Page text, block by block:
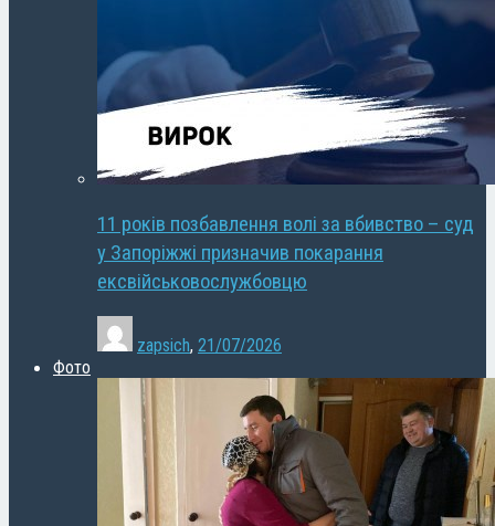
11 років позбавлення волі за вбивство – суд
у Запоріжжі призначив покарання
ексвійськовослужбовцю
zapsich, 21/07/2026
Фото